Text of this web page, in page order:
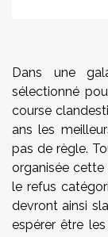
Dans une
sélectionné
course
ans les
pas de règle.
organisée
le refus
devront ainsi
espérer être